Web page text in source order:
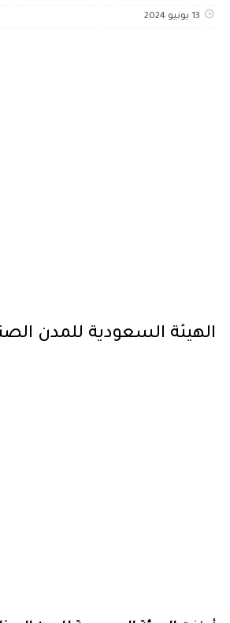
13 يونيو 2024
الهيئة السعودية للمدن